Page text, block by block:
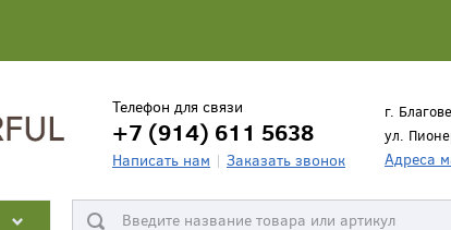
Телефон для связи
+7 (914) 611 5638
Написать нам Заказать звонок
г.
ул.
Адреса